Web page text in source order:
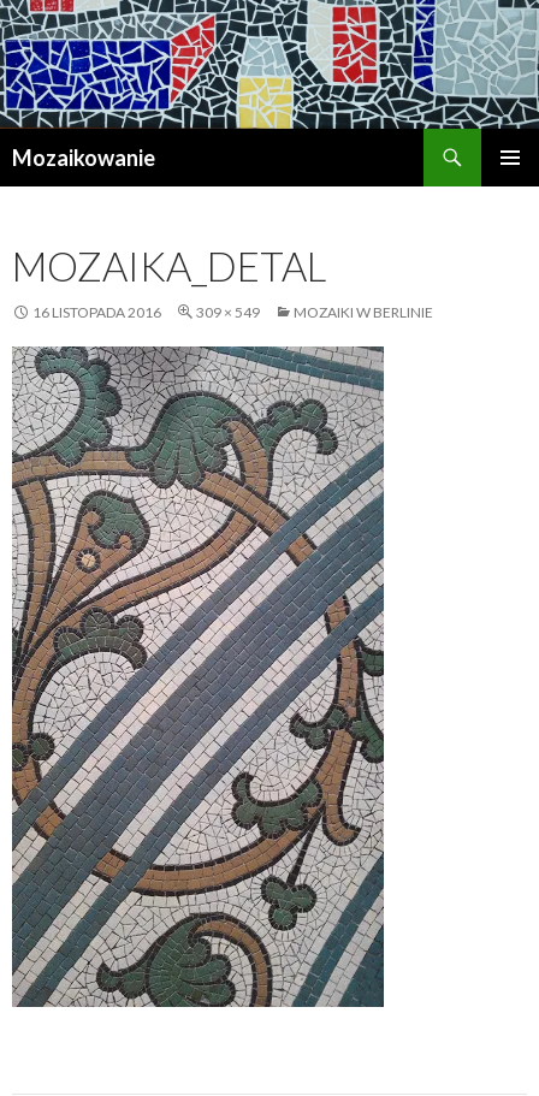
Mozaikowanie
MOZAIKA_DETAL
16 LISTOPADA 2016 309 × 549 MOZAIKI W BERLINIE